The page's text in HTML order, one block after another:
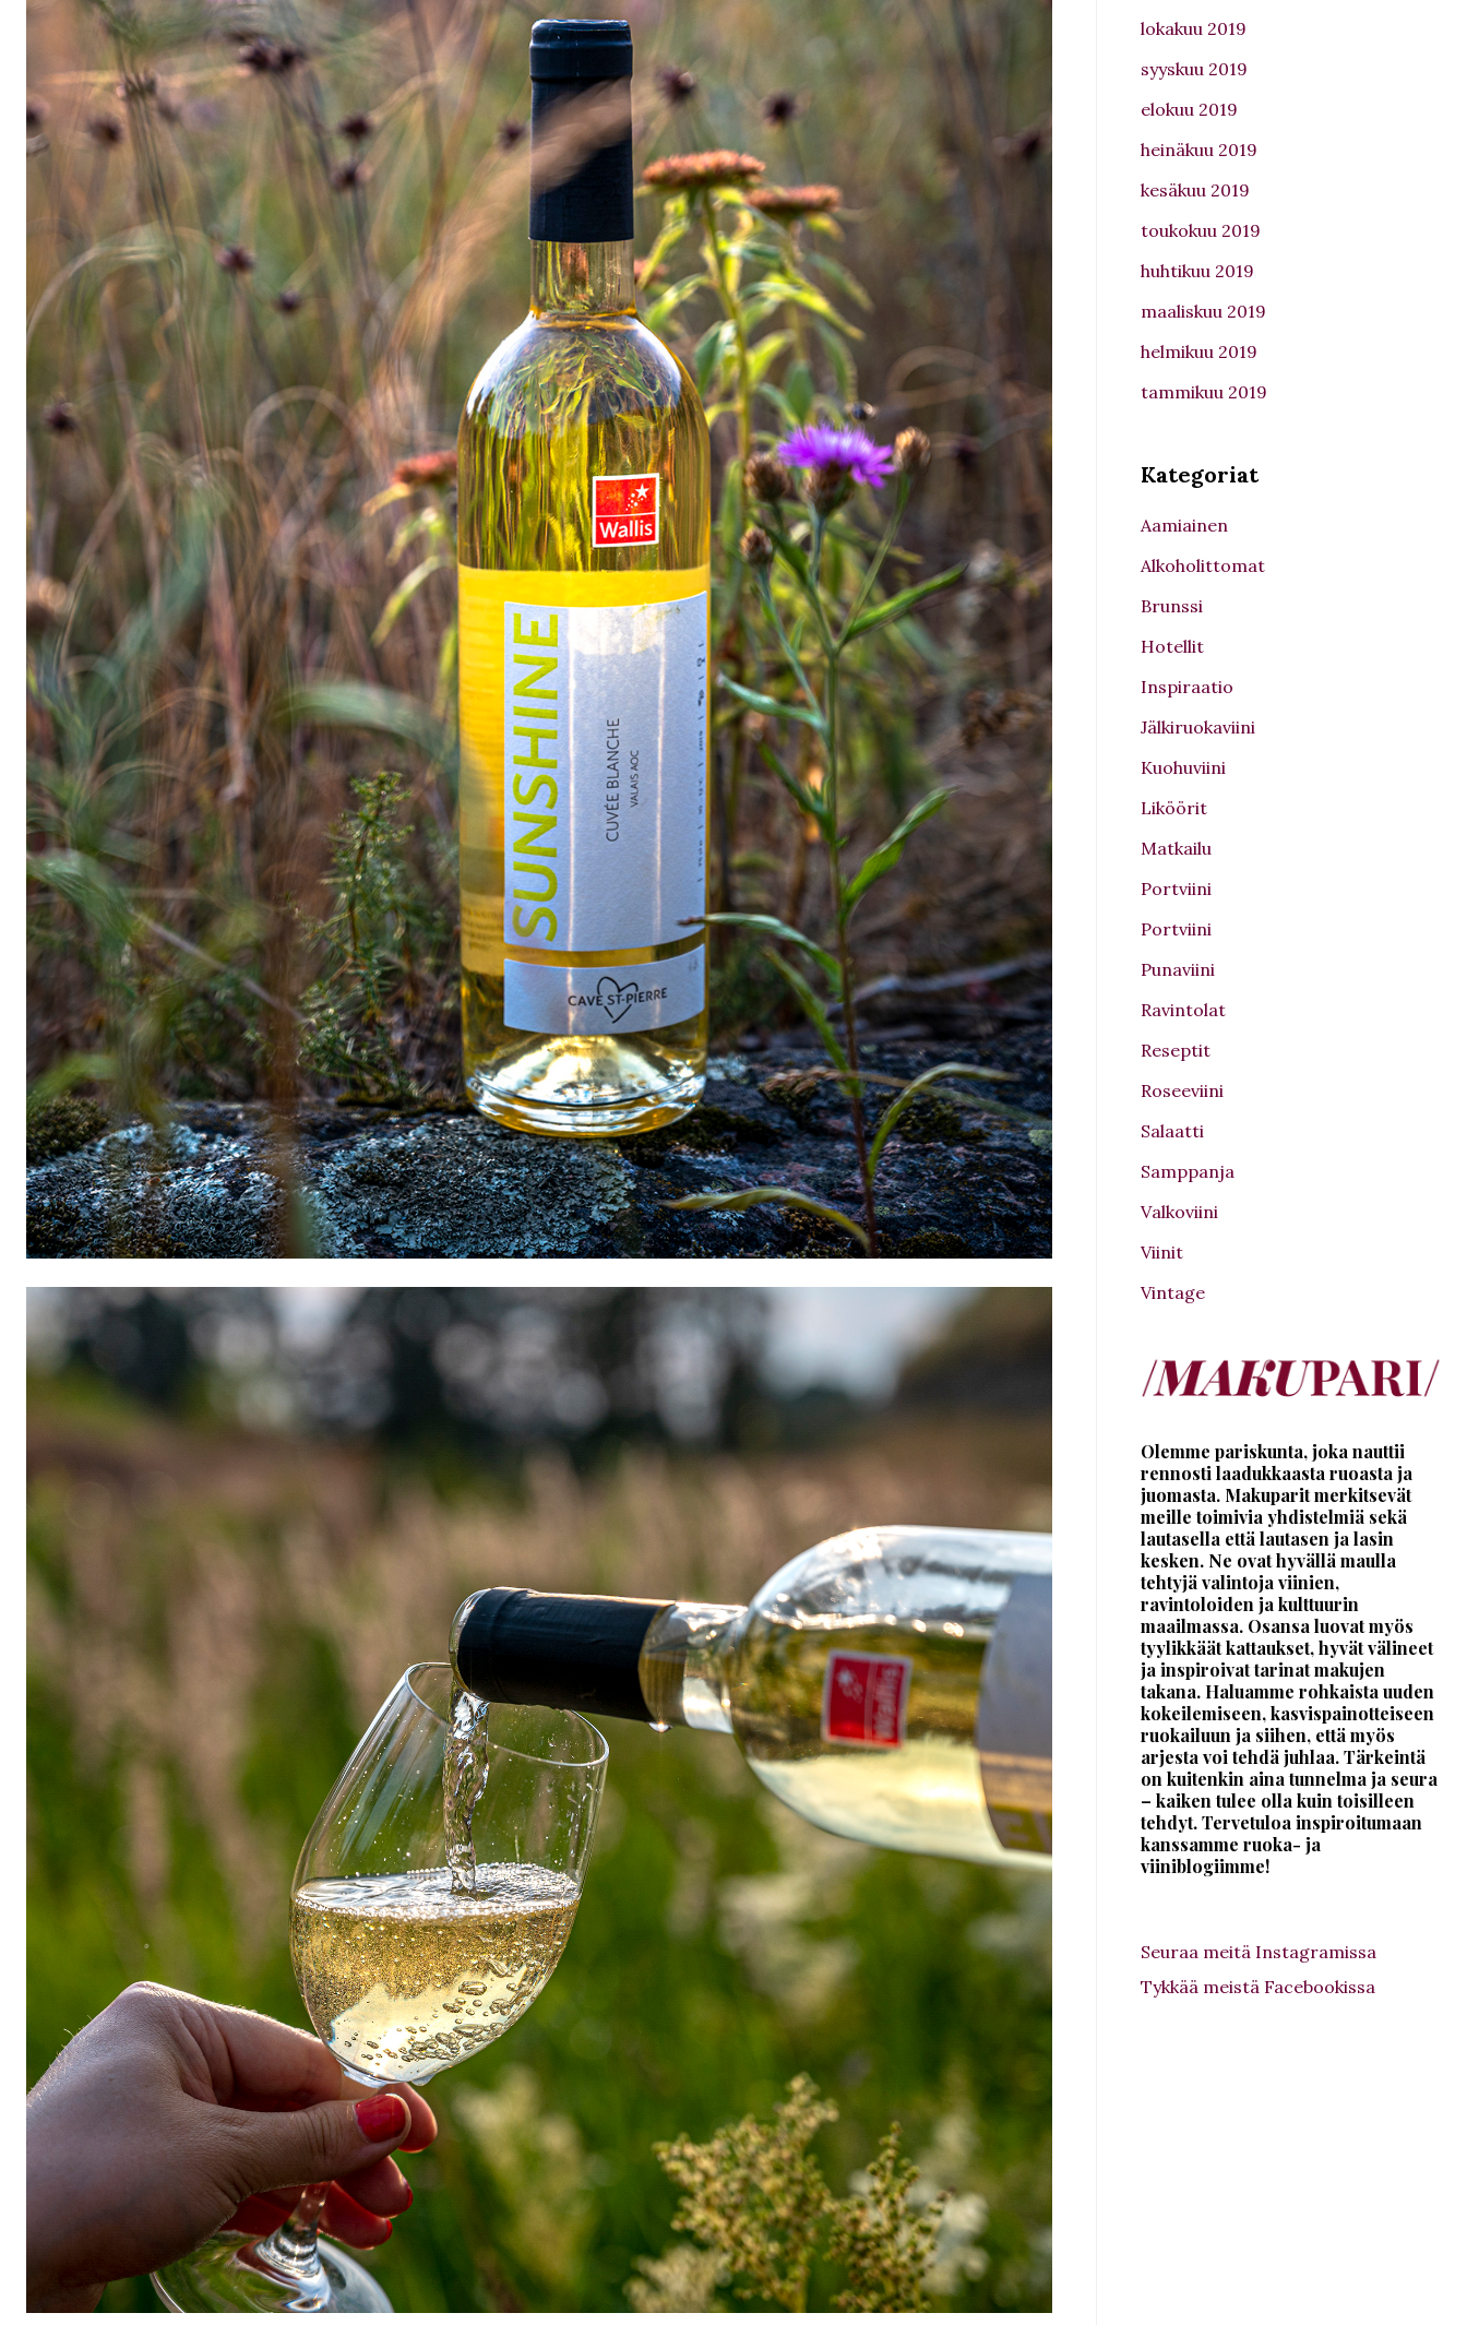
lokakuu 2019
syyskuu 2019
elokuu 2019
heinäkuu 2019
kesäkuu 2019
toukokuu 2019
huhtikuu 2019
maaliskuu 2019
helmikuu 2019
tammikuu 2019
Kategoriat
Aamiainen
Alkoholittomat
Brunssi
Hotellit
Inspiraatio
Jälkiruokaviini
Kuohuviini
Liköörit
Matkailu
Portviini
Portviini
Punaviini
Ravintolat
Reseptit
Roseeviini
Salaatti
Samppanja
Valkoviini
Viinit
Vintage
Olemme pariskunta, joka nauttii
rennosti laadukkaasta ruoasta ja
juomasta. Makuparit merkitsevät
meille toimivia yhdistelmiä sekä
lautasella että lautasen ja lasin
kesken. Ne ovat hyvällä maulla
tehtyjä valintoja viinien,
ravintoloiden ja kulttuurin
maailmassa. Osansa luovat myös
tyylikkäät kattaukset, hyvät välineet
ja inspiroivat tarinat makujen
takana. Haluamme rohkaista uuden
kokeilemiseen, kasvispainotteiseen
ruokailuun ja siihen, että myös
arjesta voi tehdä juhlaa. Tärkeintä
on kuitenkin aina tunnelma ja seura
– kaiken tulee olla kuin toisilleen
tehdyt. Tervetuloa inspiroitumaan
kanssamme ruoka- ja
viiniblogiimme!
Seuraa meitä Instagramissa
Tykkää meistä Facebookissa